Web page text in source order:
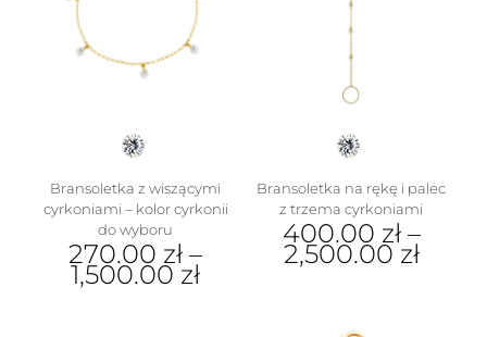
Bransoletka z wiszącymi
cyrkoniami – kolor cyrkonii
do wyboru
270.00 zł –
1,500.00 zł
Bransoletka na rękę i palec
z trzema cyrkoniami
400.00 zł–
2,500.00 zł